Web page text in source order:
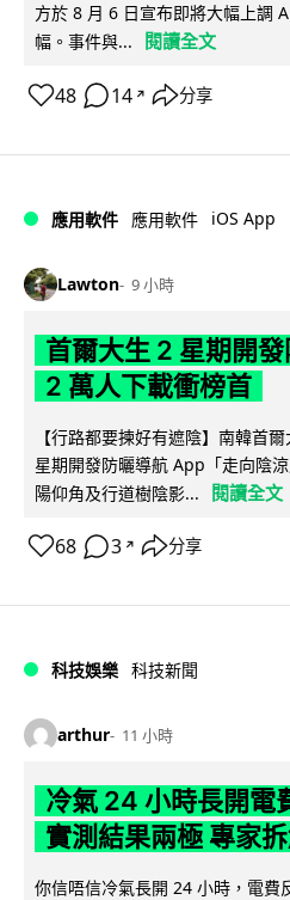
方於 8 月 6 日宣布即將大幅上調
幅。事件與...
閱讀全文
48 14 ↗ 分享
應用軟件 應用軟件 iOS App
Lawton 9 小時
首爾大生 2 星期開
2 萬人下載衝榜首
【行路都要揀好有遮陰】南韓首
星期開發防曬導航 App「走向陰
陽仰角及行道樹陰影...
閱讀全文
68 3 ↗ 分享
科技娛樂 科技新聞
arthur 11 小時
冷氣 24 小時長開電
實測結果兩極 專家
你信唔信冷氣長開 24 小時，電費